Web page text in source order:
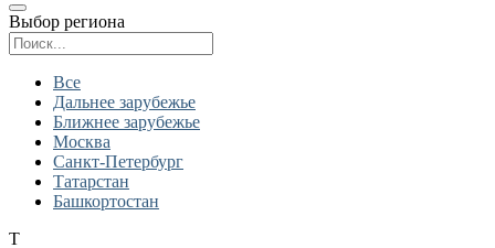
Выбор региона
Все
Дальнее зарубежье
Ближнее зарубежье
Москва
Санкт-Петербург
Татарстан
Башкортостан
Т